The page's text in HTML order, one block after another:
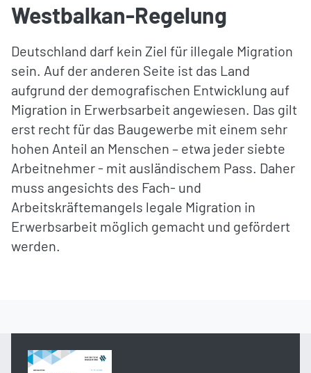
Westbalkan-Regelung
Deutschland darf kein Ziel für illegale Migration
sein. Auf der anderen Seite ist das Land
aufgrund der demografischen Entwicklung auf
Migration in Erwerbsarbeit angewiesen. Das gilt
erst recht für das Baugewerbe mit einem sehr
hohen Anteil an Menschen – etwa jeder siebte
Arbeitnehmer - mit ausländischem Pass. Daher
muss angesichts des Fach- und
Arbeitskräftemangels legale Migration in
Erwerbsarbeit möglich gemacht und gefördert
werden.